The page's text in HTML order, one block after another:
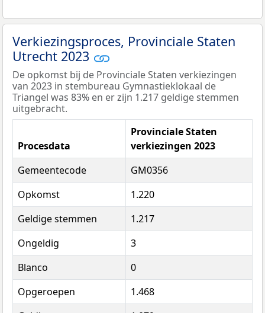
Verkiezingsproces, Provinciale Staten
Utrecht 2023
De opkomst bij de Provinciale Staten verkiezingen
van 2023 in stembureau Gymnastieklokaal de
Triangel was 83% en er zijn 1.217 geldige stemmen
uitgebracht.
Procesdata
Provinciale Staten
verkiezingen 2023
Gemeentecode
GM0356
Opkomst
1.220
Geldige stemmen
1.217
Ongeldig
3
Blanco
0
Opgeroepen
1.468